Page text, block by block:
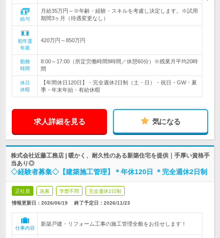
給与
月給35万円～※年齢・経験・スキルを考慮し決定します。※試用
期間3ヶ月（待遇変更なし）
初年度
年収
420万円～850万円
勤務
時間
8:00～17:00（所定労働時間8時間／休憩60分）※残業月平均20時
間
休日
休暇
【年間休日120日】・完全週休2日制（土・日）・祝日・GW・夏
季・年末年始・有給休暇
求人詳細を見る 気になる
株式会社近藤工務店 | 暖かく、耐久性のある新築住宅を提供｜手厚い資格手
当あり◎
◇経験者募集◇【建築施工管理】＊年休120日 ＊完全週休2日制
正社員 急募 学歴不問 完全週休2日制
情報更新日：2026/06/19 終了予定日： 2026/11/23
仕事内容
新築戸建・リフォーム工事の施工管理全般をお任せします！